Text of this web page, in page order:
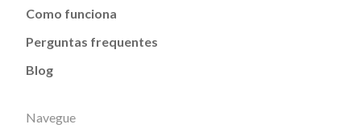
Como funciona
Perguntas frequentes
Blog
Navegue